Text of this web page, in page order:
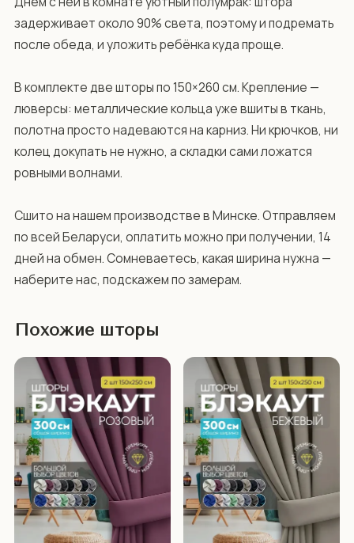
задерживает около 90% света, поэтому и подремать
после обеда, и уложить ребёнка куда проще.
В комплекте две шторы по 150×260 см. Крепление —
люверсы: металлические кольца уже вшиты в ткань,
полотна просто надеваются на карниз. Ни крючков, ни
колец докупать не нужно, а складки сами ложатся
ровными волнами.
Сшито на нашем производстве в Минске. Отправляем
по всей Беларуси, оплатить можно при получении, 14
дней на обмен. Сомневаетесь, какая ширина нужна —
наберите нас, подскажем по замерам.
Похожие шторы